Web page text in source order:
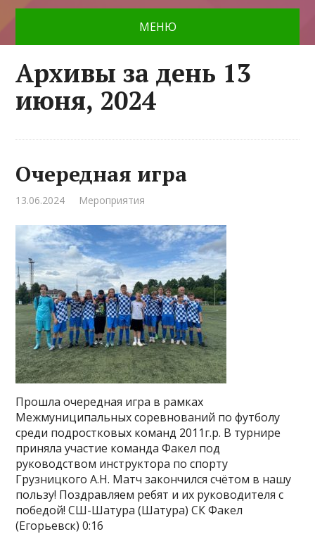
МЕНЮ
Архивы за день 13
июня, 2024
Очередная игра
13.06.2024 Мероприятия
Прошла очередная игра в рамках
Межмуниципальных соревнований по футболу
среди подростковых команд 2011г.р. В турнире
приняла участие команда Факел под
руководством инструктора по спорту
Грузницкого А.Н. Матч закончился счётом в нашу
пользу! Поздравляем ребят и их руководителя с
победой! СШ-Шатура (Шатура) СК Факел
(Егорьевск) 0:16